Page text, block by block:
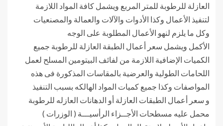
العازلة للرطوبة للمتر المربع ويشمل كافة المواد اللازمة
لتنفيذ الأعمال وكذا الأدوات والآلات والعمالة والمصنعيات
وكل ما يلزم لنهو الأعمال المطلوبة على الوجه
الأكمل ويشمل سعر أعمال الطبقة العازلة للرطوبة جميع
الكميات الإضافية اللازمة من لفائف البيتومين المسلح لعمل
اللحامات الطولية والعرضية بالمقاسات المذكورة فى هذه
المواصفات وكذا جميع كميات المواد الهالكه بسبب التنفيذ
و سعر أعمال الطبقات العازلة أو الدهانات العازله للرطوبة
محمل عليه مسطحات الأجــزاء الرأسيـــة ( الوزرات )